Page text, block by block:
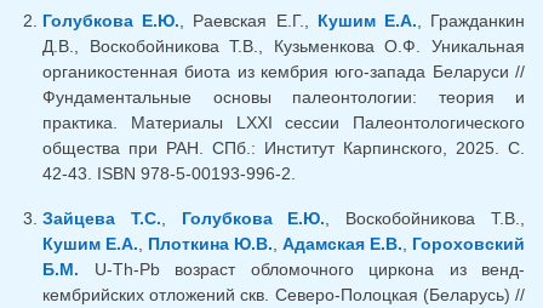
Голубкова Е.Ю. , Раевская Е.Г., Кушим Е.А. , Гражданкин
Д.В., Воскобойникова Т.В., Кузьменкова О.Ф. Уникальная
органикостенная биота из кембрия юго-запада Беларуси //
Фундаментальные основы палеонтологии: теория и
практика. Материалы LXXI сессии Палеонтологического
общества при РАН. СПб.: Институт Карпинского, 2025. C.
42-43. ISBN 978-5-00193-996-2.
Зайцева Т.С. Голубкова Е.Ю. , Воскобойникова Т.В.,
Кушим Е.А.
Плоткина Ю.В. Адамская Е.В.
Гороховский
Б.М. U-Th-Pb возраст обломочного циркона из венд-
кембрийских отложений скв. Северо-Полоцкая (Беларусь) //